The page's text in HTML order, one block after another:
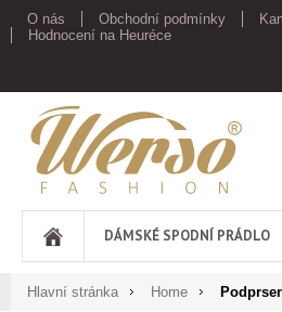
O nás Obchodní podmínky
Hodnocení na Heuréce
Werso
DÁMSKÉ SPODNÍ PRÁDLO
Hlavní stránka Home